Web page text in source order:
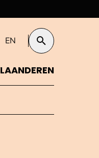
EN Zoeken